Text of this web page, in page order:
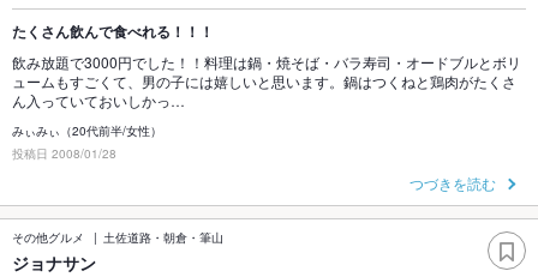
たくさん飲んで食べれる！！！
飲み放題で3000円でした！！料理は鍋・焼そば・バラ寿司・オードブルとボリ
ュームもすごくて、男の子には嬉しいと思います。鍋はつくねと鶏肉がたくさ
ん入っていておいしかっ…
みぃみぃ（20代前半/女性）
投稿日 2008/01/28
つづきを読む
その他グルメ 土佐道路・朝倉・筆山
ジョナサン